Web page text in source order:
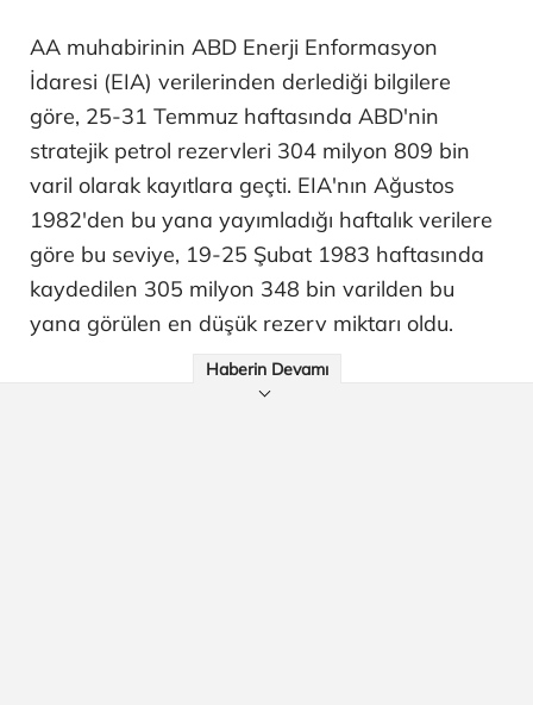
AA muhabirinin ABD Enerji Enformasyon
İdaresi (EIA) verilerinden derlediği bilgilere
göre, 25-31 Temmuz haftasında ABD'nin
stratejik petrol rezervleri 304 milyon 809 bin
varil olarak kayıtlara geçti. EIA'nın Ağustos
1982'den bu yana yayımladığı haftalık verilere
göre bu seviye, 19-25 Şubat 1983 haftasında
kaydedilen 305 milyon 348 bin varilden bu
yana görülen en düşük rezerv miktarı oldu.
Haberin Devamı